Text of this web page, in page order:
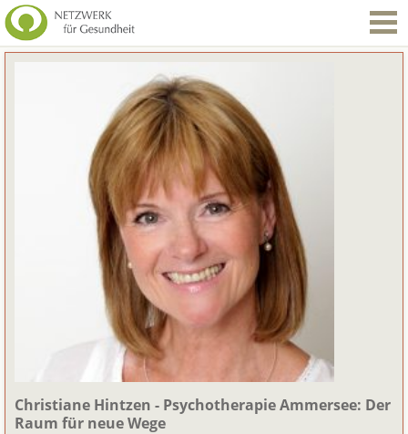
Christiane Hintzen - Psychotherapie Ammersee: Der
Raum für neue Wege